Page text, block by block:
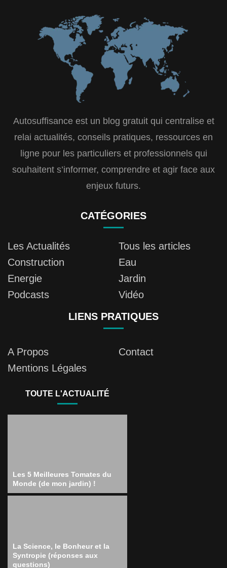
Autosuffisance est un blog gratuit qui centralise et
relai actualités, conseils pratiques, ressources en
ligne pour les particuliers et professionnels qui
souhaitent s’informer, comprendre et agir face aux
enjeux futurs.
CATÉGORIES
Les Actualités
Tous les articles
Construction
Eau
Energie
Jardin
Podcasts
Vidéo
LIENS PRATIQUES
A Propos
Contact
Mentions Légales
TOUTE L'ACTUALITÉ
Les 5 Meilleures Tomates du
Monde (de mon jardin) !
La Science, le Bonheur et la
Syntropie (réponses aux
questions)